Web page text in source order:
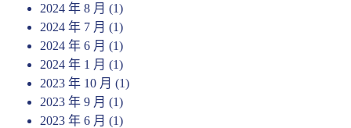
2024 年 8 月 (1)
2024 年 7 月 (1)
2024 年 6 月 (1)
2024 年 1 月 (1)
2023 年 10 月 (1)
2023 年 9 月 (1)
2023 年 6 月 (1)